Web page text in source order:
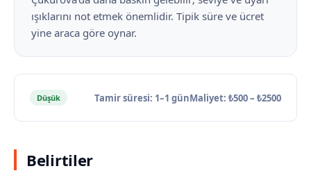
ışıklarını not etmek önemlidir. Tipik süre ve ücret
yine araca göre oynar.
Düşük Tamir süresi: 1–1 günMaliyet: ₺500 – ₺2500
Belirtiler